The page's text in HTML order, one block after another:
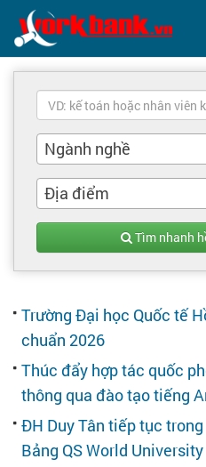
Chào bạn,
Đăng nhập xem hồ sơ ứng
Đăng nhập Đăng
Trang chủ
Đăng tuyển dụng
Quản lý tuyển dụng
Tìm hồ sơ ứng viên
Cẩm nang tuyển dụng
Ngành nghề
Địa điểm
Tìm nhanh
Trường Đại học Quốc tế
chuẩn 2026
Thúc đẩy hợp tác quốc
thông qua đào tạo tiếng
ĐH Duy Tân tiếp tục
Bảng QS World